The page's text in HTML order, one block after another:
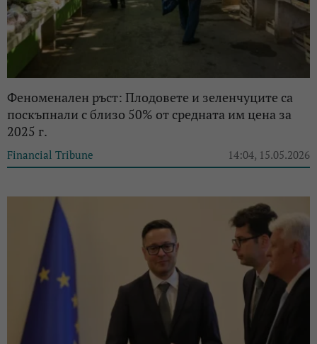
Феноменален ръст: Плодовете и зеленчуците са
поскъпнали с близо 50% от средната им цена за
2025 г.
Financial Tribune 14:04, 15.05.2026